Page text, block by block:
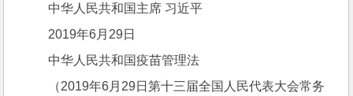
中华人民共和国主席 习近平
2019年6月29日
中华人民共和国疫苗管理法